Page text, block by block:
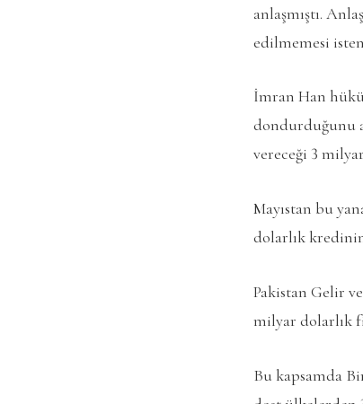
anlaşmıştı.
edilmemesi
İmran Han
dondurduğunu
vereceği 3
Mayıstan bu
dolarlık kredinin
Pakistan Gelir
milyar dolarlık
Bu kapsamda